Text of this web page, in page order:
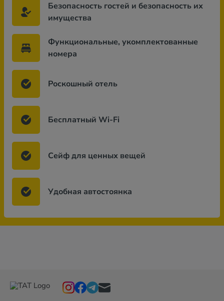
Безопасность гостей и безопасность их
имущества
Функциональные, укомплектованные
номера
Роскошный отель
Бесплатный Wi-Fi
Сейф для ценных вещей
Удобная автостоянка